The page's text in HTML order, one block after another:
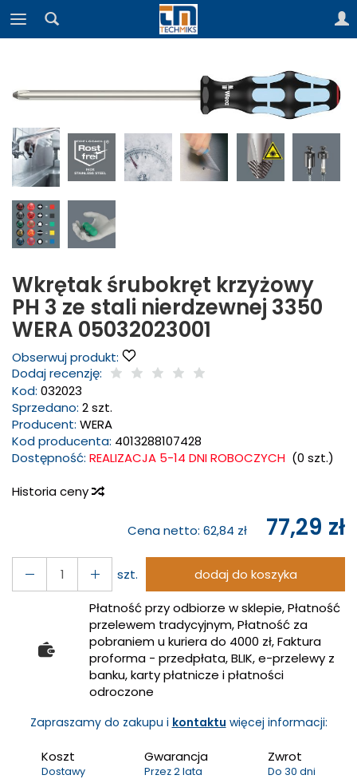
Wkrętak śrubokręt krzyżowy
PH 3 ze stali nierdzewnej 3350
WERA 05032023001
Obserwuj produkt:
Dodaj recenzję:
Kod: 032023
Sprzedano: 2 szt.
Producent: WERA
Kod producenta: 4013288107428
Dostępność: REALIZACJA 5-14 DNI ROBOCZYCH (0 szt.)
Historia ceny
Cena netto: 62,84 zł 77,29 zł
szt.
dodaj do koszyka
Płatność przy odbiorze w sklepie, Płatność
przelewem tradycyjnym, Płatność za
pobraniem u kuriera do 4000 zł, Faktura
proforma - przedpłata, BLIK, e-przelewy z
banku, karty płatnicze i płatności
odroczone
Zapraszamy do zakupu i kontaktu więcej informacji:
Koszt
Dostawy
Gwarancja
Przez 2 lata
Zwrot
Do 30 dni